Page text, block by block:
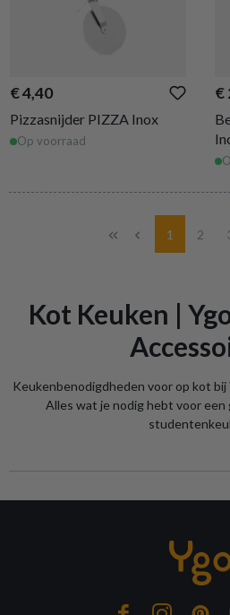
€ 4,40
Pizzasnijder PIZZA Inox
Op voorraad
€
Pagina
1 2
Kot Keuken |
Keukenbenodigdheden voor op kot
Alles wat je nodig hebt voor een